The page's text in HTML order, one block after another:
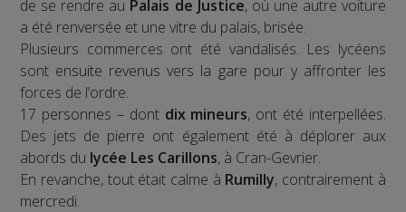
de se rendre au Palais de Justice, où une autre voiture
a été renversée et une vitre du palais, brisée.
Plusieurs commerces ont été vandalisés. Les lycéens
sont ensuite revenus vers la gare pour y affronter les
forces de l’ordre.
17 personnes – dont dix mineurs, ont été interpellées.
Des jets de pierre ont également été à déplorer aux
abords du lycée Les Carillons, à Cran-Gevrier.
En revanche, tout était calme à Rumilly, contrairement à
mercredi.